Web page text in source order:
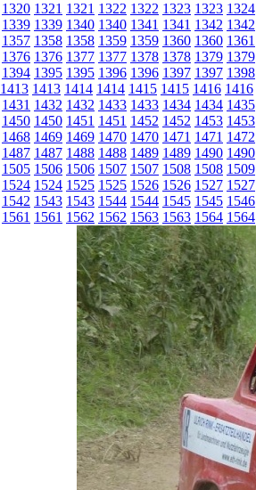
1320 1321 1321 1322 1322 1323 1323 1324
1339 1339 1340 1340 1341 1341 1342 1342
1357 1358 1358 1359 1359 1360 1360 1361
1376 1376 1377 1377 1378 1378 1379 1379
1394 1395 1395 1396 1396 1397 1397 1398
1413 1413 1414 1414 1415 1415 1416 1416
1431 1432 1432 1433 1433 1434 1434 1435
1450 1450 1451 1451 1452 1452 1453 1453
1468 1469 1469 1470 1470 1471 1471 1472
1487 1487 1488 1488 1489 1489 1490 1490
1505 1506 1506 1507 1507 1508 1508 1509
1524 1524 1525 1525 1526 1526 1527 1527
1542 1543 1543 1544 1544 1545 1545 1546
1561 1561 1562 1562 1563 1563 1564 1564